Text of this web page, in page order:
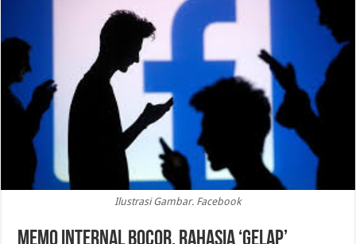
Ilustrasi Gambar. Facebook